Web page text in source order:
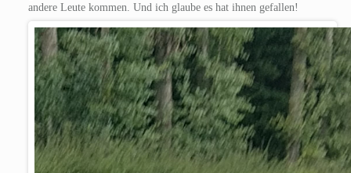
andere Leute kommen. Und ich glaube es hat ihnen gefallen!